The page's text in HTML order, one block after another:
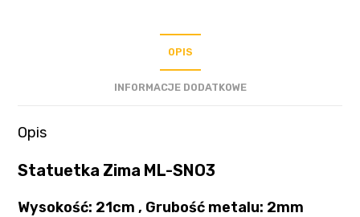
OPIS
INFORMACJE DODATKOWE
Opis
Statuetka Zima ML-SNO3
Wysokość: 21cm , Grubość metalu: 2mm